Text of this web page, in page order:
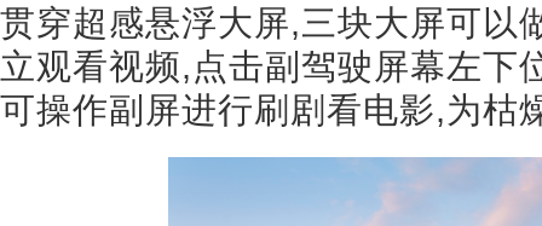
贯穿超感悬浮大屏,三块大屏可以
立观看视频,点击副驾驶屏幕左下
可操作副屏进行刷剧看电影,为枯